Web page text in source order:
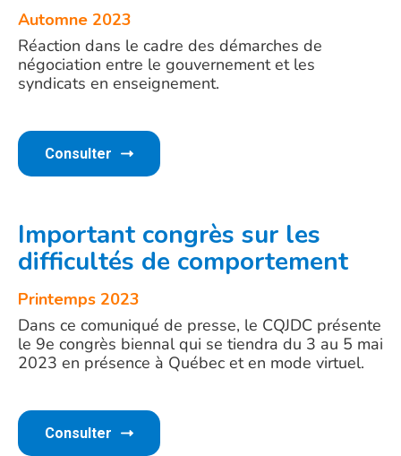
Automne 2023
Réaction dans le cadre des démarches de
négociation entre le gouvernement et les
syndicats en enseignement.
Consulter
Important congrès sur les
difficultés de comportement
Printemps 2023
Dans ce comuniqué de presse, le CQJDC présente
le 9e congrès biennal qui se tiendra du 3 au 5 mai
2023 en présence à Québec et en mode virtuel.
Consulter